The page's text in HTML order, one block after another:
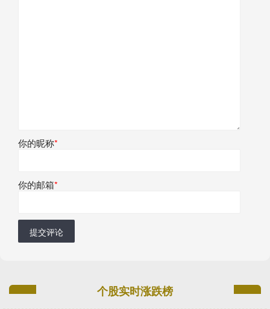
你的昵称*
你的邮箱*
提交评论
个股实时涨跌榜